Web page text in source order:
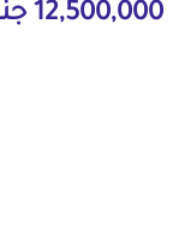
12,500,000 جنيه